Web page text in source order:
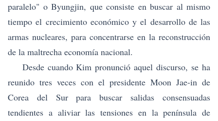
paralelo" o Byungjin, que consiste en buscar al mismo
tiempo el crecimiento económico y el desarrollo de las
armas nucleares, para concentrarse en la reconstrucción
de la maltrecha economía nacional.
Desde cuando Kim pronunció aquel discurso, se ha
reunido tres veces con el presidente Moon Jae-in de
Corea del Sur para buscar salidas consensuadas
tendientes a aliviar las tensiones en la península de